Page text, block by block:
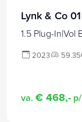
Lynk & Co 01
1.5 Plug-In|Vol
2023
va. € 468,-